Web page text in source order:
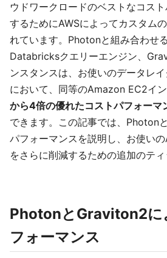
ウドワークロードのベストなコス
するためにAWSによってカスタム
れています。Photonと組み合わせ
Databricksクエリーエンジン、
ンスタンスは、お使いのデータレ
において、同等のAmazon EC2イ
から4倍の優れたコストパフォーマ
できます。この記事では、Photon
パフォーマンスを説明し、お使い
をさらに削減するための追加のティ
PhotonとGraviton2に
フォーマンス